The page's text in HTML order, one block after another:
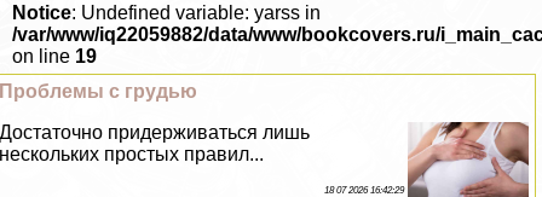
Notice: Undefined variable: yarss in
/var/www/iq22059882/data/www/bookcovers.ru/
on line 19
Проблемы с гpyдью
Достаточно придерживаться лишь
нескольких простых правил...
18 07 2026 16:42:29